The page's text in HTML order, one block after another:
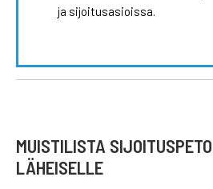
ja sijoitusasioissa.
MUISTILISTA
LÄHEISELLE